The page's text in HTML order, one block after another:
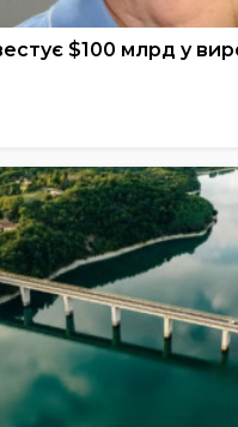
$100 млрд у